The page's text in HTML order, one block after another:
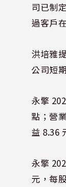
司已制
過客戶
洪培雅
公司短
永擎
點；營
益 8.36
永擎
元，每